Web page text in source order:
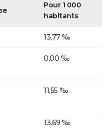
Pour 1 000
habitants
13,77 ‰
0,00 ‰
11,55 ‰
13,69 ‰